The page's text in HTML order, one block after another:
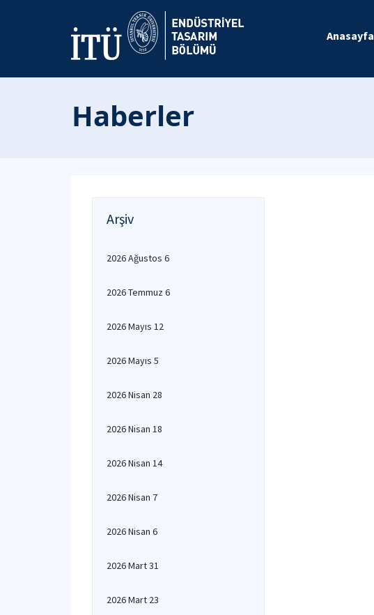
Anasayfa
Haberler
Arşiv
2026 Ağustos 6
2026 Temmuz 6
2026 Mayıs 12
2026 Mayıs 5
2026 Nisan 28
2026 Nisan 18
2026 Nisan 14
2026 Nisan 7
2026 Nisan 6
2026 Mart 31
2026 Mart 23